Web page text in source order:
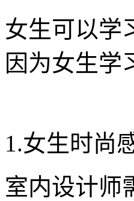
女生可以学
因为女生学
1.女生时尚
室内设计师